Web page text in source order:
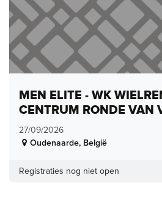
MEN ELITE - WK
CENTRUM RONDE VAN
27/09/2026
Oudenaarde, België
Registraties nog niet open